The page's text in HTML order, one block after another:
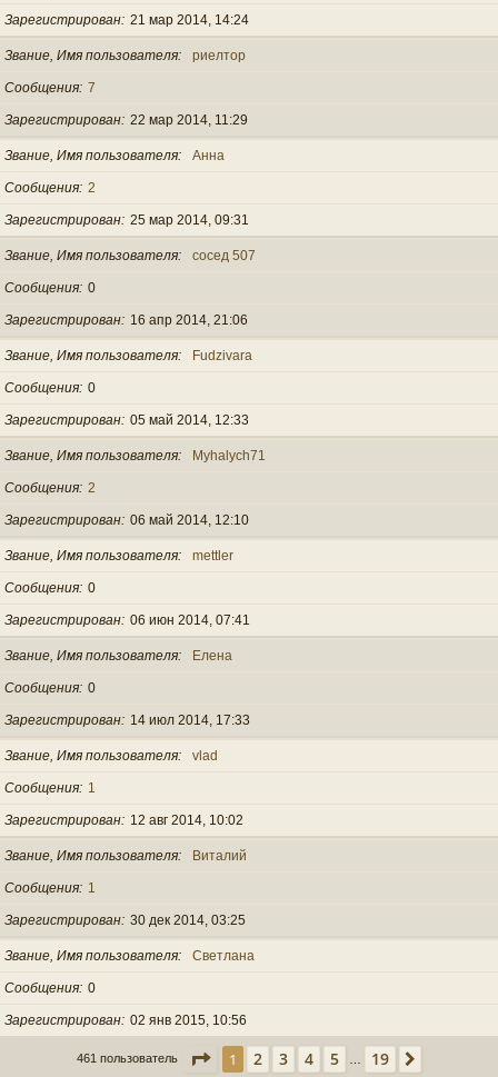
Зарегистрирован 21 мар 2014, 14:24
Звание, Имя пользователя риелтор
Сообщения 7
Зарегистрирован 22 мар 2014, 11:29
Звание, Имя пользователя Анна
Сообщения 2
Зарегистрирован 25 мар 2014, 09:31
Звание, Имя пользователя сосед 507
Сообщения 0
Зарегистрирован 16 апр 2014, 21:06
Звание, Имя пользователя Fudzivara
Сообщения 0
Зарегистрирован 05 май 2014, 12:33
Звание, Имя пользователя Myhalych71
Сообщения 2
Зарегистрирован 06 май 2014, 12:10
Звание, Имя пользователя mettler
Сообщения 0
Зарегистрирован 06 июн 2014, 07:41
Звание, Имя пользователя Елена
Сообщения 0
Зарегистрирован 14 июл 2014, 17:33
Звание, Имя пользователя vlad
Сообщения 1
Зарегистрирован 12 авг 2014, 10:02
Звание, Имя пользователя Виталий
Сообщения 1
Зарегистрирован 30 дек 2014, 03:25
Звание, Имя пользователя Светлана
Сообщения 0
Зарегистрирован 02 янв 2015, 10:56
461 пользователь Страница из 19
1 2 3 4 5 19